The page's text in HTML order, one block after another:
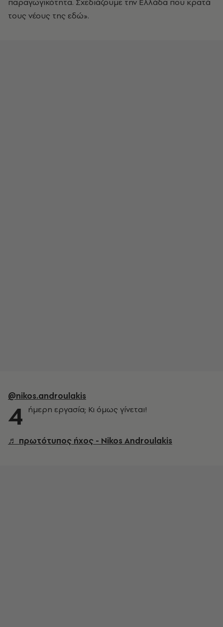
τους νέους της εδώ».
@nikos.androulakis
4 ήμερη εργασία; Κι όμως γίνεται!
♬ πρωτότυπος ήχος - Nikos Androulakis